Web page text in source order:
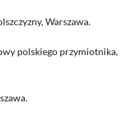
Warszawa.
polskiego przymiotnika,